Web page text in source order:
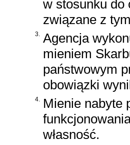
w stosunku do
związane z
3. Agencja
mieniem
państwowym
obowiązki
4. Mienie nabyte
własność.